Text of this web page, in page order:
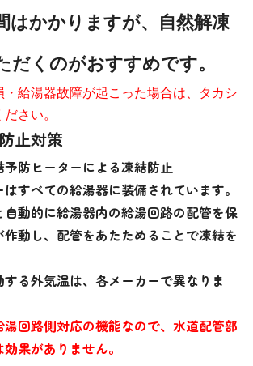
はかかりますが、自然解凍
だくのがおすすめです。
・給湯器故障が起こった場合は、タカシ
さい。
止対策
防ヒーターによる凍結防止
すべての給湯器に装備されています。
動的に給湯器内の給湯回路の配管を保
動し、配管をあたためることで凍結を
る外気温は、各メーカーで異なりま
回路側対応の機能なので、水道配管部
果がありません。